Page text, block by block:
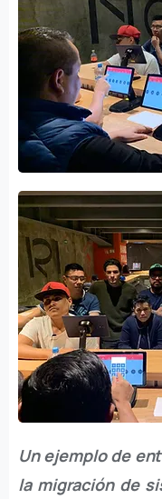
Un ejemplo de
la migración de